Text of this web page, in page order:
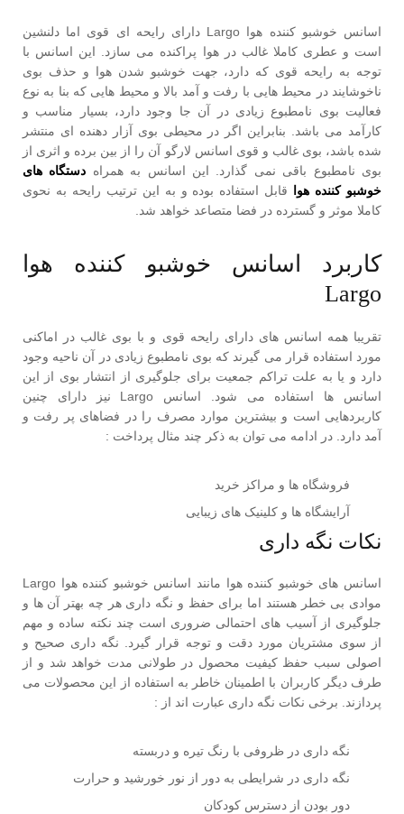
اسانس خوشبو کننده هوا Largo دارای رایحه ای قوی اما دلنشین
است و عطری کاملا غالب در هوا پراکنده می سازد. این اسانس با
توجه به رایحه قوی که دارد، جهت خوشبو شدن هوا و حذف بوی
ناخوشایند در محیط هایی با رفت و آمد بالا و محیط هایی که بنا به نوع
فعالیت بوی نامطبوع زیادی در آن جا وجود دارد، بسیار مناسب و
کارآمد می باشد. بنابراین اگر در محیطی بوی آزار دهنده ای منتشر
شده باشد، بوی غالب و قوی اسانس لارگو آن را از بین برده و اثری از
بوی نامطبوع باقی نمی گذارد. این اسانس به همراه دستگاه های
خوشبو کننده هوا
قابل استفاده بوده و به این ترتیب رایحه به نحوی
کاملا موثر و گسترده در فضا متصاعد خواهد شد.
کاربرد اسانس خوشبو کننده هوا
Largo
تقریبا همه اسانس های دارای رایحه قوی و با بوی غالب در اماکنی
مورد استفاده قرار می گیرند که بوی نامطبوع زیادی در آن ناحیه وجود
دارد و یا به علت تراکم جمعیت برای جلوگیری از انتشار بوی از این
اسانس ها استفاده می شود. اسانس Largo نیز دارای چنین
کاربردهایی است و بیشترین موارد مصرف را در فضاهای پر رفت و
آمد دارد. در ادامه می توان به ذکر چند مثال پرداخت :
فروشگاه ها و مراکز خرید
آرایشگاه ها و کلینیک های زیبایی
نکات نگه داری
اسانس های خوشبو کننده هوا مانند اسانس خوشبو کننده هوا Largo
موادی بی خطر هستند اما برای حفظ و نگه داری هر چه بهتر آن ها و
جلوگیری از آسیب های احتمالی ضروری است چند نکته ساده و مهم
از سوی مشتریان مورد دقت و توجه قرار گیرد. نگه داری صحیح و
اصولی سبب حفظ کیفیت محصول در طولانی مدت خواهد شد و از
طرف دیگر کاربران با اطمینان خاطر به استفاده از این محصولات می
پردازند. برخی نکات نگه داری عبارت اند از :
نگه داری در ظروفی با رنگ تیره و دربسته
نگه داری در شرایطی به دور از نور خورشید و حرارت
دور بودن از دسترس کودکان